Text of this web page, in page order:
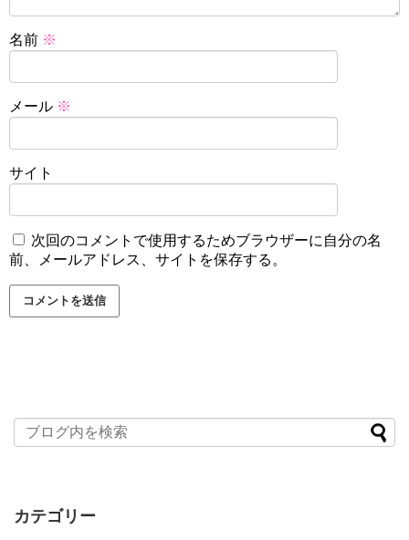
名前 ※
メール ※
サイト
次回のコメントで使用するためブラウザーに自分の名
前、メールアドレス、サイトを保存する。
カテゴリー